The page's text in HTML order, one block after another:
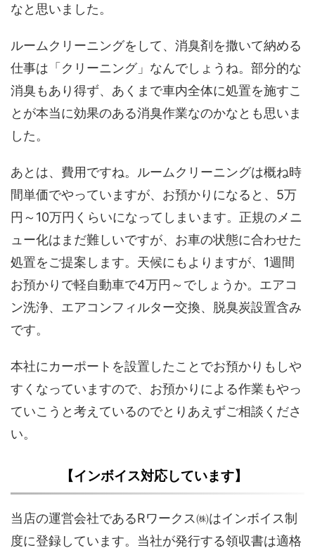
なと思いました。
ルームクリーニングをして、消臭剤を撒いて納める
仕事は「クリーニング」なんでしょうね。部分的な
消臭もあり得ず、あくまで車内全体に処置を施すこ
とが本当に効果のある消臭作業なのかなとも思いま
した。
あとは、費用ですね。ルームクリーニングは概ね時
間単価でやっていますが、お預かりになると、5万
円～10万円くらいになってしまいます。正規のメニ
ュー化はまだ難しいですが、お車の状態に合わせた
処置をご提案します。天候にもよりますが、1週間
お預かりで軽自動車で4万円～でしょうか。エアコ
ン洗浄、エアコンフィルター交換、脱臭炭設置含み
です。
本社にカーポートを設置したことでお預かりもしや
すくなっていますので、お預かりによる作業もやっ
ていこうと考えているのでとりあえずご相談くださ
い。
【インボイス対応しています】
当店の運営会社であるRワークス㈱はインボイス制
度に登録しています。当社が発行する領収書は適格